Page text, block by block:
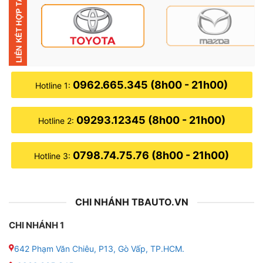
✔ Giá nóc có dạng hình vuông: loại giá này có kích
thước thước tầm 90 * 100, 100 * 120 , 100 * 140. Sản
phẩm này sẽ cao hơn trần xe khoảng 10cm. Loại giá
này tăng cường phát huy hiệu quả chịu tải, đánh chở
hàng hóa vượt trội. Tuy nhiên, nhiều chủ xe cũng khá
phân vân việc đăng kiểm cho xe hoặc công an kiểm
tra. Vì nó có chiều cao vượt lên xe quá nhiều.
Hotline 1: 0962.665.345 (8h00 - 21h00)
Hotline 2: 09293.12345 (8h00 - 21h00)
Hotline 3: 0798.74.75.76 (8h00 - 21h00)
CHI NHÁNH TBAUTO.VN
CHI NHÁNH 1
642 Phạm Văn Chiêu, P13, Gò Vấp, TP.HCM.